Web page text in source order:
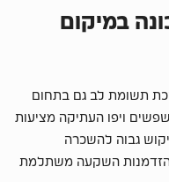
במיקום
תשומת לב גם בתחום
ויפו העתיקה מציעות
גבוה להשכרה
להזדמנות השקעה משתלמת